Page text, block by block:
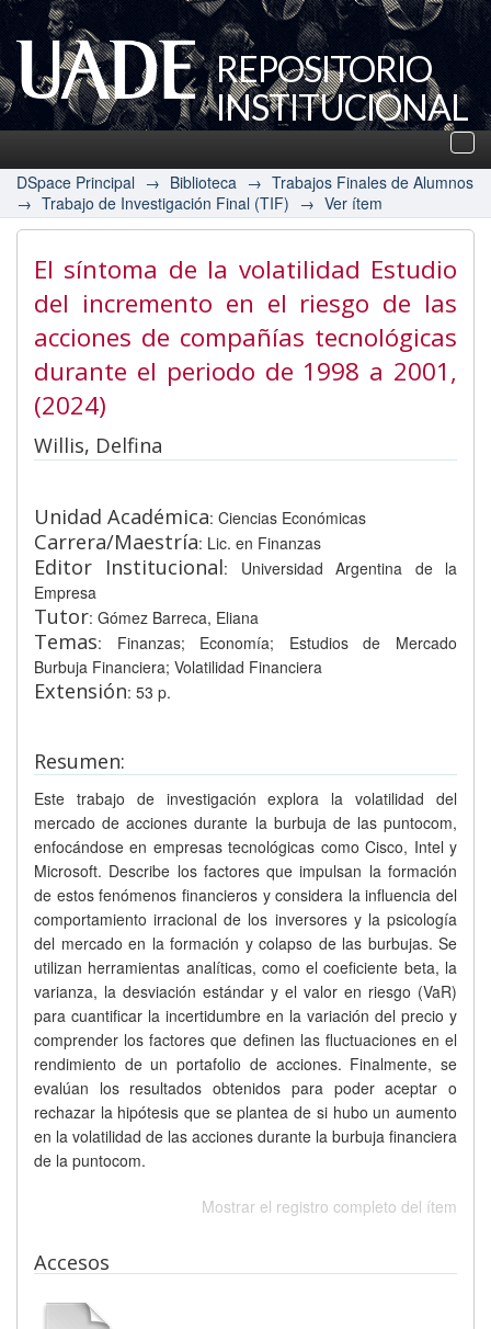
REPOSITORIO
INSTITUCIONAL
UADE
DSpace Principal → Biblioteca → Trabajos Finales de Alumnos
→ Trabajo de Investigación Final (TIF) → Ver ítem
El síntoma de la volatilidad Estudio
del incremento en el riesgo de las
acciones de compañías tecnológicas
durante el periodo de 1998 a 2001,
(2024)
Willis, Delfina
Unidad Académica: Ciencias Económicas
Carrera/Maestría: Lic. en Finanzas
Editor Institucional: Universidad Argentina de la
Empresa
Tutor: Gómez Barreca, Eliana
Temas: Finanzas; Economía; Estudios de Mercado
Burbuja Financiera; Volatilidad Financiera
Extensión: 53 p.
Resumen:
Este trabajo de investigación explora la volatilidad del
mercado de acciones durante la burbuja de las puntocom,
enfocándose en empresas tecnológicas como Cisco, Intel y
Microsoft. Describe los factores que impulsan la formación
de estos fenómenos financieros y considera la influencia del
comportamiento irracional de los inversores y la psicología
del mercado en la formación y colapso de las burbujas. Se
utilizan herramientas analíticas, como el coeficiente beta, la
varianza, la desviación estándar y el valor en riesgo (VaR)
para cuantificar la incertidumbre en la variación del precio y
comprender los factores que definen las fluctuaciones en el
rendimiento de un portafolio de acciones. Finalmente, se
evalúan los resultados obtenidos para poder aceptar o
rechazar la hipótesis que se plantea de si hubo un aumento
en la volatilidad de las acciones durante la burbuja financiera
de la puntocom.
Mostrar el registro completo del ítem
Accesos